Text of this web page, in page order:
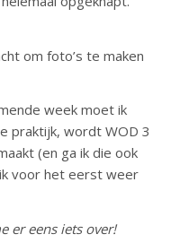
om foto’s te maken
week moet ik
praktijk, wordt WOD 3
(en ga ik die ook
voor het eerst weer
er eens iets over!